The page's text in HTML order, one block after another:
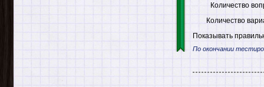
Количество
Количество
Показывать
По окончании